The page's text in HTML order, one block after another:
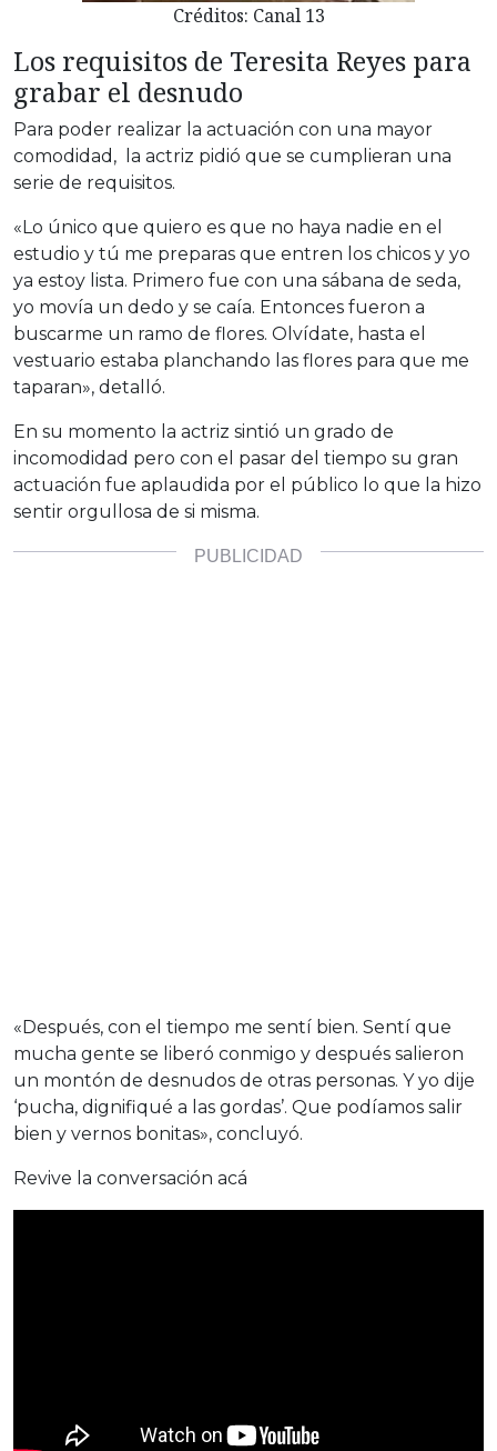
Créditos: Canal 13
Los requisitos de Teresita Reyes para
grabar el desnudo
Para poder realizar la actuación con una mayor
comodidad, la actriz pidió que se cumplieran una
serie de requisitos.
«Lo único que quiero es que no haya nadie en el
estudio y tú me preparas que entren los chicos y yo
ya estoy lista. Primero fue con una sábana de seda,
yo movía un dedo y se caía. Entonces fueron a
buscarme un ramo de flores. Olvídate, hasta el
vestuario estaba planchando las flores para que me
taparan», detalló.
En su momento la actriz sintió un grado de
incomodidad pero con el pasar del tiempo su gran
actuación fue aplaudida por el público lo que la hizo
sentir orgullosa de si misma.
«Después, con el tiempo me sentí bien. Sentí que
mucha gente se liberó conmigo y después salieron
un montón de desnudos de otras personas. Y yo dije
‘pucha, dignifiqué a las gordas’. Que podíamos salir
bien y vernos bonitas», concluyó.
Revive la conversación acá